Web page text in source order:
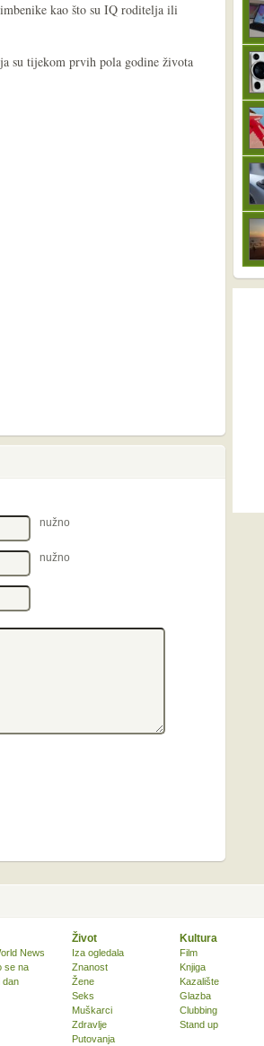
kao što su IQ roditelja ili
su tijekom prvih pola godine života
nužno
nužno
News
se na
dan
Život
Iza ogledala
Znanost
Žene
Seks
Muškarci
Zdravlje
Putovanja
Kultura
Film
Knjiga
Kazalište
Glazba
Clubbing
Stand up